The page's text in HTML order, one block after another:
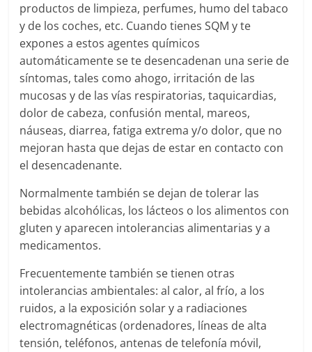
productos de limpieza, perfumes, humo del tabaco
y de los coches, etc. Cuando tienes SQM y te
expones a estos agentes químicos
automáticamente se te desencadenan una serie de
síntomas, tales como ahogo, irritación de las
mucosas y de las vías respiratorias, taquicardias,
dolor de cabeza, confusión mental, mareos,
náuseas, diarrea, fatiga extrema y/o dolor, que no
mejoran hasta que dejas de estar en contacto con
el desencadenante.
Normalmente también se dejan de tolerar las
bebidas alcohólicas, los lácteos o los alimentos con
gluten y aparecen intolerancias alimentarias y a
medicamentos.
Frecuentemente también se tienen otras
intolerancias ambientales: al calor, al frío, a los
ruidos, a la exposición solar y a radiaciones
electromagnéticas (ordenadores, líneas de alta
tensión, teléfonos, antenas de telefonía móvil,